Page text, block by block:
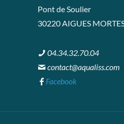
Pont de Soulier
30220 AIGUES
04.34.32.70.04
contact@aqualiss.com
Facebook